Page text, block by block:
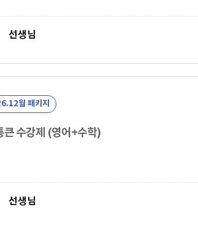
선생님
월 패키지
큰 수강제 (영어+수학)
선생님